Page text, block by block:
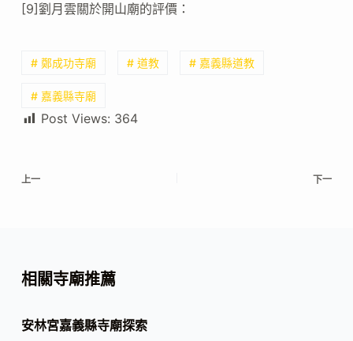
[9]劉月雲關於開山廟的評價：
# 鄭成功寺廟 # 道教 # 嘉義縣道教
# 嘉義縣寺廟
Post Views: 364
上一 下一
相關寺廟推薦
安林宮嘉義縣寺廟探索